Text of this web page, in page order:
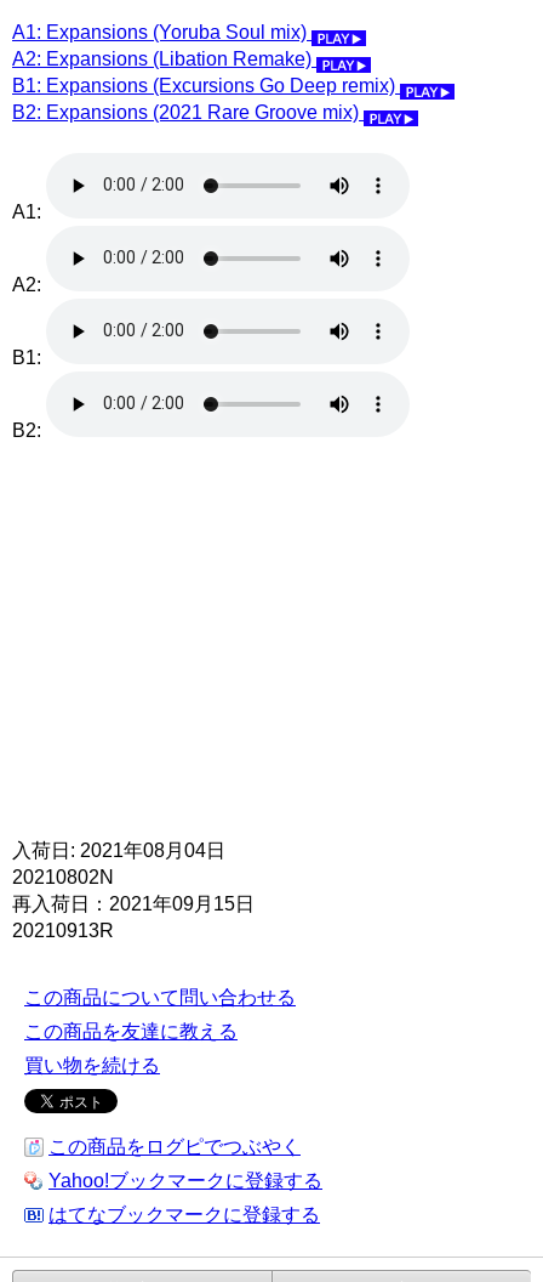
A1: Expansions (Yoruba Soul mix)
A2: Expansions (Libation Remake)
B1: Expansions (Excursions Go Deep remix)
B2: Expansions (2021 Rare Groove mix)
A1:
A2:
B1:
B2:
入荷日: 2021年08月04日
20210802N
再入荷日：2021年09月15日
20210913R
この商品について問い合わせる
この商品を友達に教える
買い物を続ける
この商品をログピでつぶやく
Yahoo!ブックマークに登録する
はてなブックマークに登録する